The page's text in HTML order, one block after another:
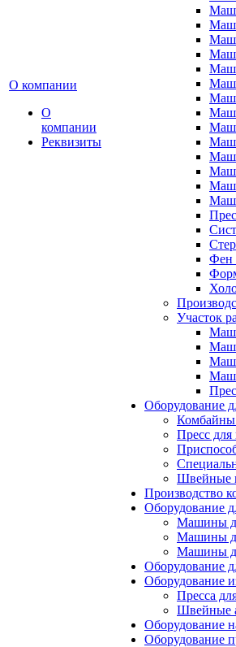
О компании
О
компании
Реквизиты
Фен
Участок
Оборудование
Пресс
Швейные
Производство
Оборудование
Машины
Машины
Машины
Оборудование
Оборудование
Пресса
Швейные
Оборудование
Оборудование